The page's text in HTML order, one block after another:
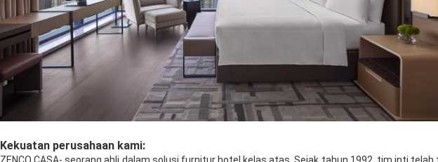
Kekuatan perusahaan kami:
ZENCO CASA- seorang ahli dalam solusi furnitur hotel kelas atas, Sejak tahun 1992, tim inti